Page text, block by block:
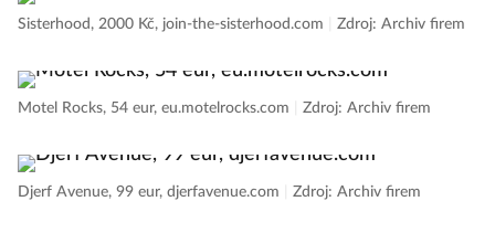
Sisterhood, 2000 Kč, join-the-sisterhood.com Zdroj: Archiv firem
Motel Rocks, 54 eur, eu.motelrocks.com Zdroj: Archiv firem
Djerf Avenue, 99 eur, djerfavenue.com Zdroj: Archiv firem